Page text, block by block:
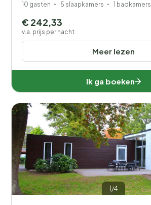
10 gasten 5 slaapkamers 1 badkamers
Meer lezen
€ 242,33
v.a. prijs per nacht
Ik ga boeken
1/4